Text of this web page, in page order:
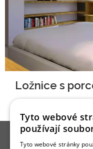
Ložnice s
Tyto webové
používají
Tyto webové stránky